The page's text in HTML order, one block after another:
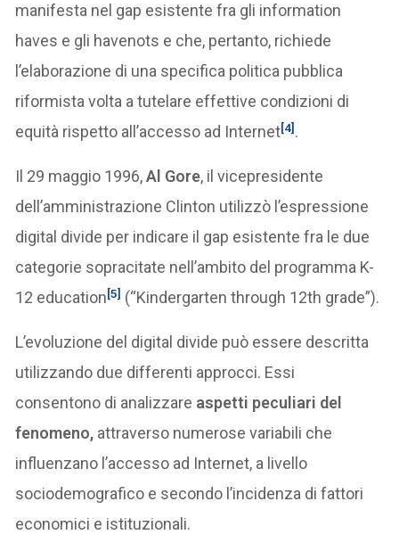
manifesta nel gap esistente fra gli information
haves e gli havenots e che, pertanto, richiede
l’elaborazione di una specifica politica pubblica
riformista volta a tutelare effettive condizioni di
equità rispetto all’accesso ad Internet[4].
Il 29 maggio 1996,Al Gore, il vicepresidente
dell’amministrazione Clinton utilizzò l’espressione
digital divide per indicare il gap esistente fra le due
categorie sopracitate nell’ambito del programma K-
12 education[5] (“Kindergarten through 12th grade”).
L’evoluzione del digital divide può essere descritta
utilizzando due differenti approcci. Essi
consentono di analizzare aspetti peculiari del
fenomeno, attraverso numerose variabili che
influenzano l’accesso ad Internet, a livello
sociodemografico e secondo l’incidenza di fattori
economici e istituzionali.